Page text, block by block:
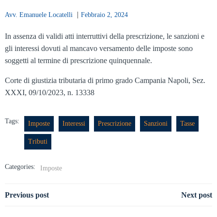
Avv. Emanuele Locatelli | Febbraio 2, 2024
In assenza di validi atti interruttivi della prescrizione, le sanzioni e
gli interessi dovuti al mancavo versamento delle imposte sono
soggetti al termine di prescrizione quinquennale.
Corte di giustizia tributaria di primo grado Campania Napoli, Sez.
XXXI, 09/10/2023, n. 13338
Tags: Imposte Interessi Prescrizione Sanzioni Tasse
Tributi
Categories: Imposte
Navigazione
Previous post
Navigazione
Next post